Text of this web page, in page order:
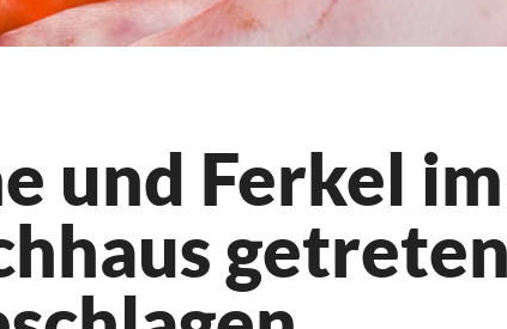
und Ferkel im